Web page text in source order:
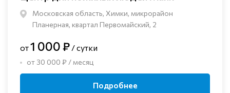
Московская область, Химки, микрорайон
Планерная, квартал Первомайский, 2
от1 000 ₽ / сутки
от 30 000 ₽ / месяц
Подробнее